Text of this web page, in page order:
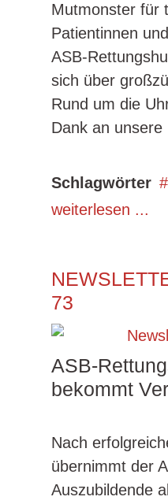
Mutmonster für
Patientinnen
ASB-
sich über
Rund um die
Dank an unsere
Schlagwörter
weiterlesen ...
73
ASB-
bekommt
Nach
übernimmt der
Auszubildende